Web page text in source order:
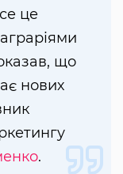
це
що
нових
.